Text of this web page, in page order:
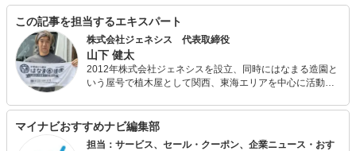
この記事を担当するエキスパート
株式会社ジェネシス 代表取締役
山下 健太
2012年株式会社ジェネシスを設立、同時にはなまる造園と
いう屋号で植木屋として関西、東海エリアを中心に活動。
をしています。現在では月間400件〜500件の実績がありま
す。
マイナビおすすめナビ編集部
担当：サービス、セール・クーポン、企業ニュース・おす